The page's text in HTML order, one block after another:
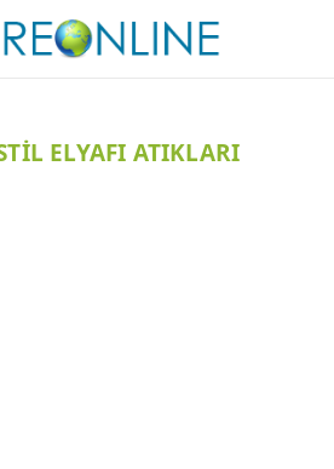
ELYAFI ATIKLARI